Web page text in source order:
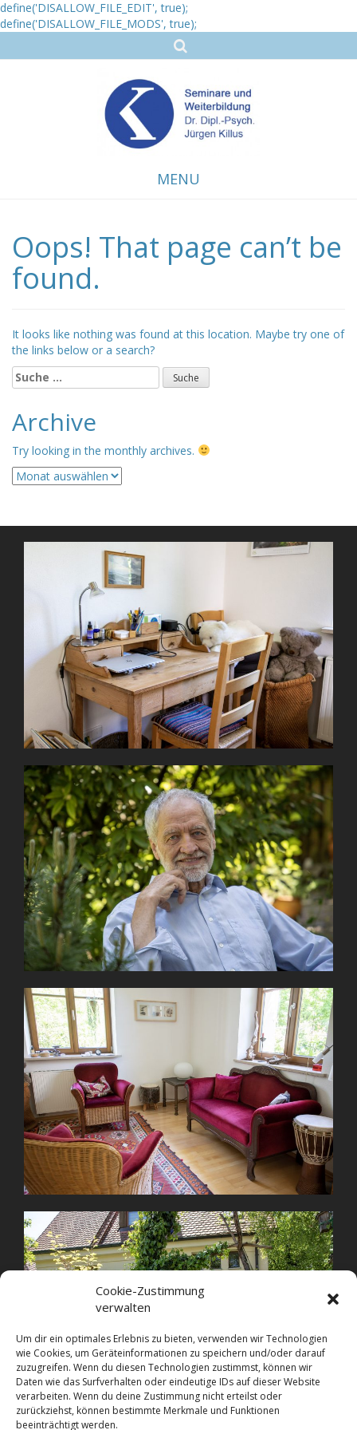
Cookie-Zustimmung
verwalten
Um dir ein optimales Erlebnis zu bieten, verwenden wir Technologien
wie Cookies, um Geräteinformationen zu speichern und/oder darauf
zuzugreifen. Wenn du diesen Technologien zustimmst, können wir
Daten wie das Surfverhalten oder eindeutige IDs auf dieser Website
verarbeiten. Wenn du deine Zustimmung nicht erteilst oder
zurückziehst, können bestimmte Merkmale und Funktionen
beeinträchtigt werden.
define('DISALLOW_FILE_EDIT', true);
define('DISALLOW_FILE_MODS', true);
MENU
to
content
Oops! That page can’t be
found.
It looks like nothing was found at this location. Maybe try one of
the links below or a search?
Suche
nach:
Archive
Try looking in the monthly archives.
Archive